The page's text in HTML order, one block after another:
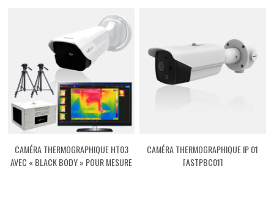
CAMÉRA THERMOGRAPHIQUE HT03
AVEC « BLACK BODY » POUR MESURE
CAMÉRA THERMOGRAPHIQUE IP 01
[ASTPBC01]